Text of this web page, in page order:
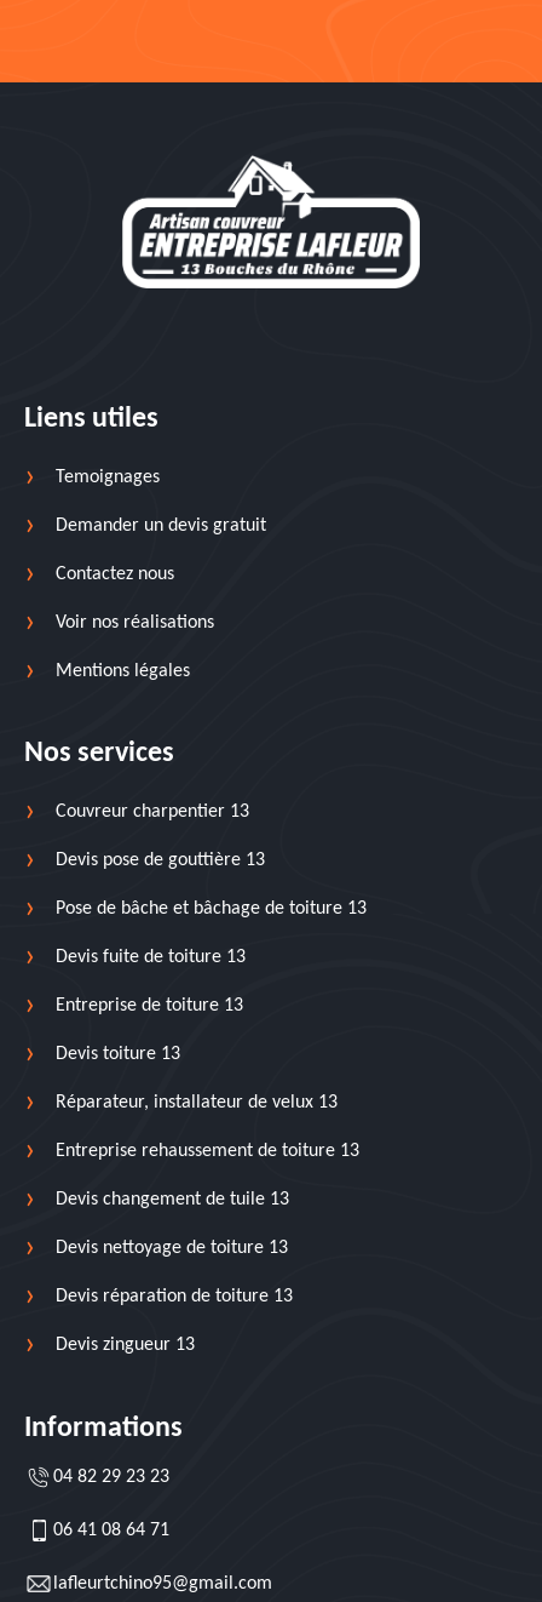
Liens utiles
Temoignages
Demander un devis gratuit
Contactez nous
Voir nos réalisations
Mentions légales
Nos services
Couvreur charpentier 13
Devis pose de gouttière 13
Pose de bâche et bâchage de toiture 13
Devis fuite de toiture 13
Entreprise de toiture 13
Devis toiture 13
Réparateur, installateur de velux 13
Entreprise rehaussement de toiture 13
Devis changement de tuile 13
Devis nettoyage de toiture 13
Devis réparation de toiture 13
Devis zingueur 13
Informations
04 82 29 23 23
06 41 08 64 71
lafleurtchino95@gmail.com